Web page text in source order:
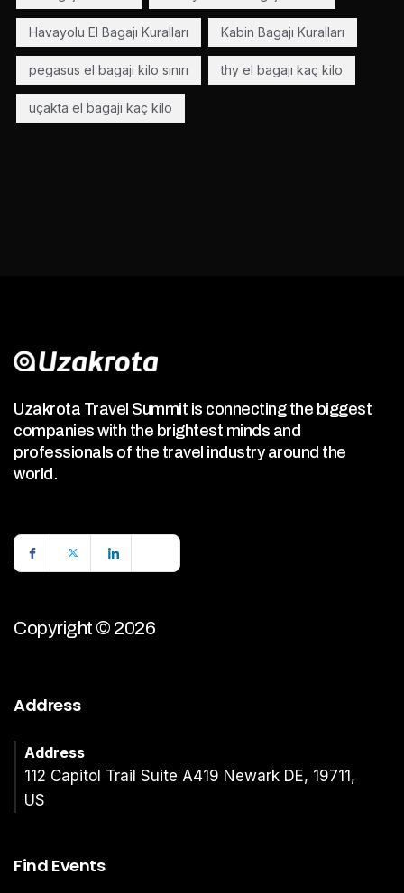
Havayolu El Bagajı Kuralları Kabin Bagajı Kuralları
pegasus el bagajı kilo sınırı thy el bagajı kaç kilo
uçakta el bagajı kaç kilo
Uzakrota Travel Summit is connecting the biggest
companies with the brightest minds and
professionals of the travel industry around the
world.
Copyright © 2026
Address
Address
112 Capitol Trail Suite A419 Newark DE, 19711,
US
Find Events